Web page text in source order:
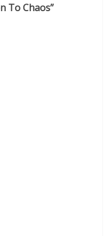
To Chaos”